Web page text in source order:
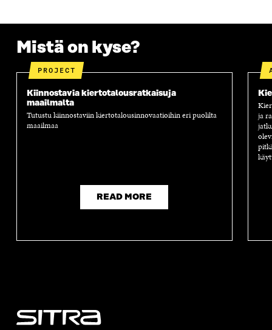
S
A
S
S
Mistä on kyse?
PROJECT
Kiinnostavia kiertotalousratkaisuja
maailmalta
Tutustu kiinnostaviin kiertotalousinnovaatioihin eri puolilta
maailmaa
READ MORE
ja